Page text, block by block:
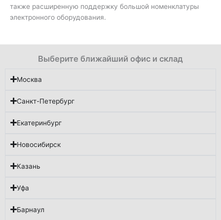
также расширенную поддержку большой номенклатуры
электронного оборудования.
Выберите ближайший офис и склад
Москва
Санкт-Петербург
Екатеринбург
Новосибирск
Казань
Уфа
Барнаул